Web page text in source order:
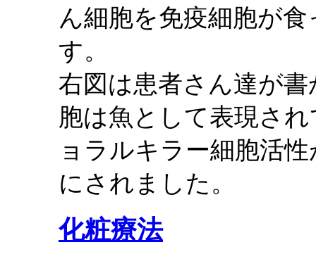
ん細胞を免疫細胞が
す。
右図は患者さん達が
胞は魚として表現さ
ョラルキラー細胞活
にされました。
化粧療法